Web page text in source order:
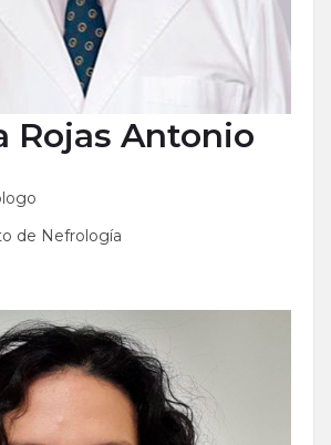
Rojas Antonio
de Nefrología